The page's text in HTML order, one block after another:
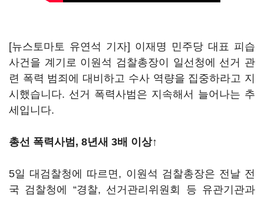
[뉴스토마토 유연석 기자] 이재명 민주당 대표 피습
사건을 계기로 이원석 검찰총장이 일선청에 선거 관
련 폭력 범죄에 대비하고 수사 역량을 집중하라고 지
시했습니다. 선거 폭력사범은 지속해서 늘어나는 추
세입니다.
총선 폭력사범, 8년새 3배 이상↑
5일 대검찰청에 따르면, 이원석 검찰총장은 전날 전
국 검찰청에 “경찰, 선거관리위원회 등 유관기관과